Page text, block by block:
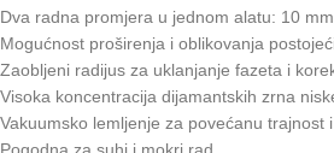
Dva radna promjera u jednom alatu: 10
Mogućnost proširenja i oblikovanja
Zaobljeni radijus za uklanjanje fazeta i
Visoka koncentracija dijamantskih zrna
Vakuumsko lemljenje za povećanu trajnost